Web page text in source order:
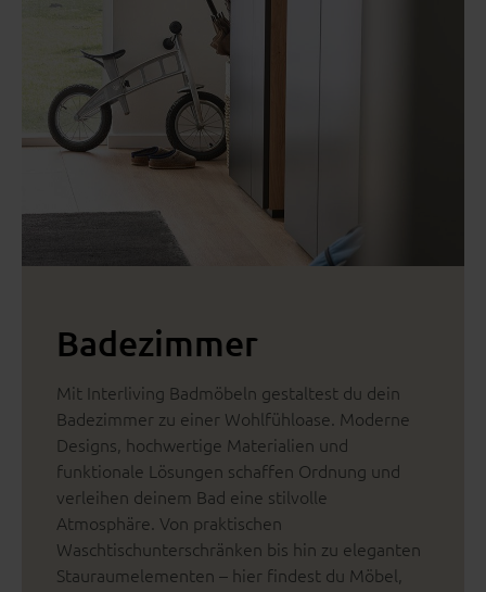
Badezimmer
Mit Interliving Badmöbeln gestaltest du dein
Badezimmer zu einer Wohlfühloase. Moderne
Designs, hochwertige Materialien und
funktionale Lösungen schaffen Ordnung und
verleihen deinem Bad eine stilvolle
Atmosphäre. Von praktischen
Waschtischunterschränken bis hin zu eleganten
Stauraumelementen – hier findest du Möbel,